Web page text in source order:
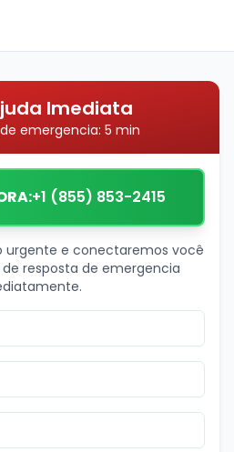
Imediata
emergencia: 5 min
+1 (855) 853-2415
urgente e conectaremos você
resposta de emergencia